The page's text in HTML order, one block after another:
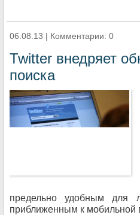
06.08.13 | Комментарии: 0
Twitter внедряет
поиска
предельно удобным для
приближенным к мобильной